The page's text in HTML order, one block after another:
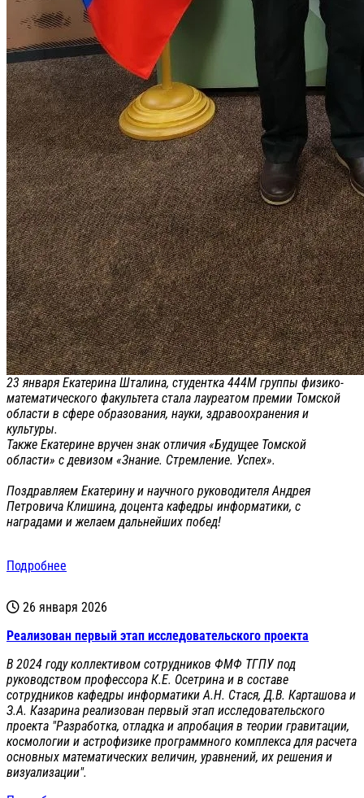
23 января Екатерина Шталина, студентка 444М группы физико-
математического факультета стала лауреатом премии Томской
области в сфере образования, науки, здравоохранения и
культуры.
Также Екатерине вручен знак отличия «Будущее Томской
области» с девизом «Знание. Стремление. Успех».
Поздравляем Екатерину и научного руководителя Андрея
Петровича Клишина, доцента кафедры информатики, с
наградами и желаем дальнейших побед!
Подробнее
26 января 2026
Реализован первый этап исследовательского проекта
В 2024 году коллективом сотрудников ФМФ ТГПУ под
руководством профессора К.Е. Осетрина и в составе
сотрудников кафедры информатики А.Н. Стася, Д.В. Карташова и
З.А. Казарина реализован первый этап исследовательского
проекта "Разработка, отладка и апробация в теории гравитации,
космологии и астрофизике программного комплекса для расчета
основных математических величин, уравнений, их решения и
визуализации".